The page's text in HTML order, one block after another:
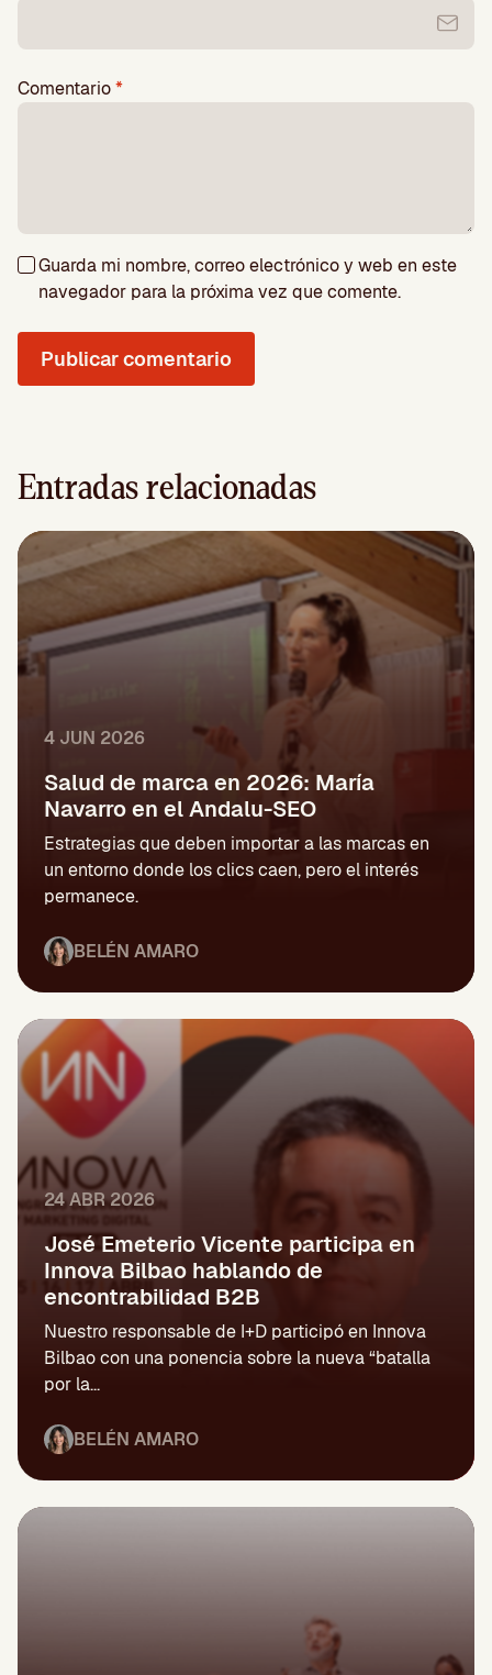
Comentario*
Guarda mi nombre, correo electrónico y web en este
navegador para la próxima vez que comente.
Entradas relacionadas
4 JUN 2026
Salud de marca en 2026: María
Navarro en el Andalu-SEO
Estrategias que deben importar a las marcas en
un entorno donde los clics caen, pero el interés
permanece.
BELÉN AMARO
24 ABR 2026
José Emeterio Vicente participa en
Innova Bilbao hablando de
encontrabilidad B2B
Nuestro responsable de I+D participó en Innova
Bilbao con una ponencia sobre la nueva “batalla
por la...
BELÉN AMARO